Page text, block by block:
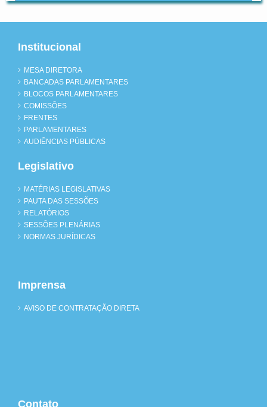
Institucional
MESA DIRETORA
BANCADAS PARLAMENTARES
BLOCOS PARLAMENTARES
COMISSÕES
FRENTES
PARLAMENTARES
AUDIÊNCIAS PÚBLICAS
Legislativo
MATÉRIAS LEGISLATIVAS
PAUTA DAS SESSÕES
RELATÓRIOS
SESSÕES PLENÁRIAS
NORMAS JURÍDICAS
Imprensa
AVISO DE CONTRATAÇÃO DIRETA
Contato